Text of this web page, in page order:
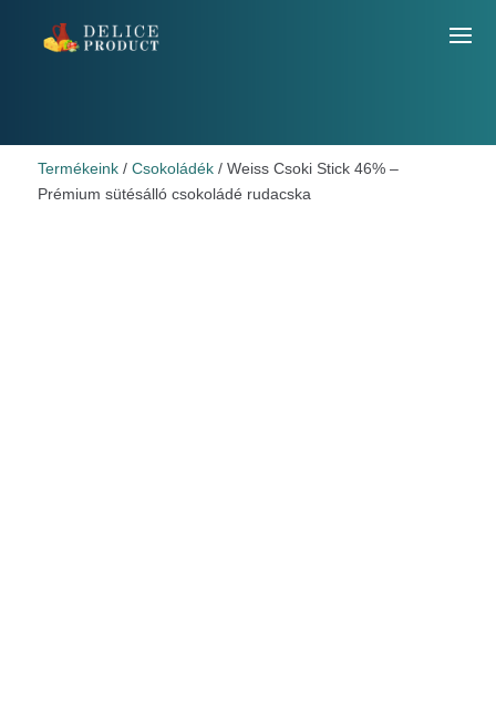
Termékeink/ Csokoládék/ Weiss Csoki Stick 46% –
Prémium sütésálló csokoládé rudacska